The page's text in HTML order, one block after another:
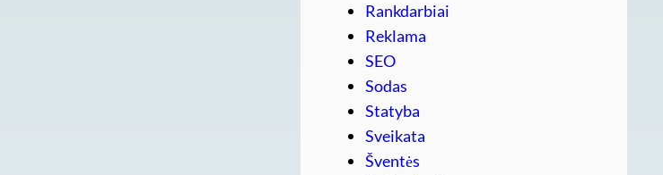
Rankdarbiai
Reklama
SEO
Sodas
Statyba
Sveikata
Šventės